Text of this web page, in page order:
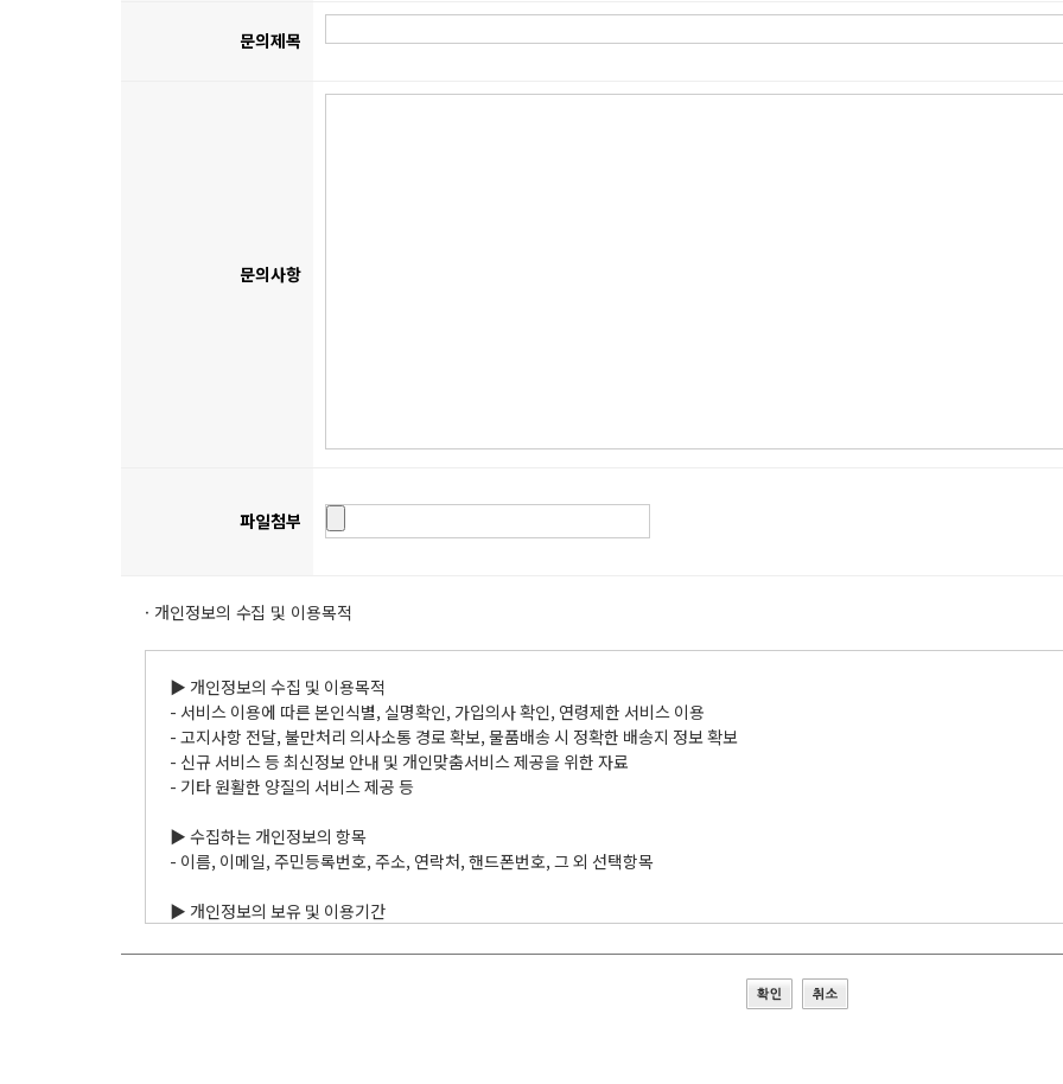
문의제목
문의사항
파일첨부
· 개인정보의 수집 및 이용목적